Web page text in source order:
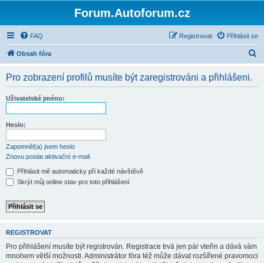
Forum.Autoforum.cz
FAQ Přihlásit se
Registrovat
Obsah fóra
Pro zobrazení profilů musíte být zaregistrováni a přihlášeni.
Uživatelské jméno:
Heslo:
Zapomněl(a) jsem heslo
Znovu poslat aktivační e-mail
Přihlásit mě automaticky při každé návštěvě
Skrýt můj online stav pro toto přihlášení
REGISTROVAT
Pro přihlášení musíte být registrován. Registrace trvá jen pár vteřin a dává vám
mnohem větší možnosti. Administrátor fóra též může dávat rozšířené pravomoci